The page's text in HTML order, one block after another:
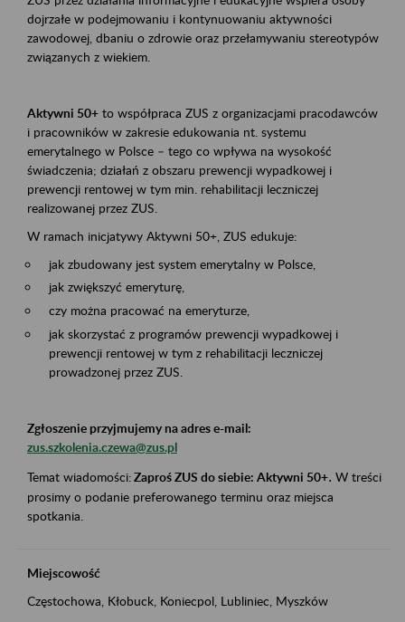
dojrzałe w podejmowaniu i kontynuowaniu aktywności
zawodowej, dbaniu o zdrowie oraz przełamywaniu stereotypów
związanych z wiekiem.
Aktywni 50+ to współpraca ZUS z organizacjami pracodawców
i pracowników w zakresie edukowania nt. systemu
emerytalnego w Polsce – tego co wpływa na wysokość
świadczenia; działań z obszaru prewencji wypadkowej i
prewencji rentowej w tym min. rehabilitacji leczniczej
realizowanej przez ZUS.
W ramach inicjatywy Aktywni 50+, ZUS edukuje:
jak zbudowany jest system emerytalny w Polsce,
jak zwiększyć emeryturę,
czy można pracować na emeryturze,
jak skorzystać z programów prewencji wypadkowej i
prewencji rentowej w tym z rehabilitacji leczniczej
prowadzonej przez ZUS.
Zgłoszenie przyjmujemy na adres e-mail:
zus.szkolenia.czewa@zus.pl
Temat wiadomości:Zaproś ZUS do siebie: Aktywni 50+. W treści
prosimy o podanie preferowanego terminu oraz miejsca
spotkania.
Miejscowość
Częstochowa, Kłobuck, Koniecpol, Lubliniec, Myszków